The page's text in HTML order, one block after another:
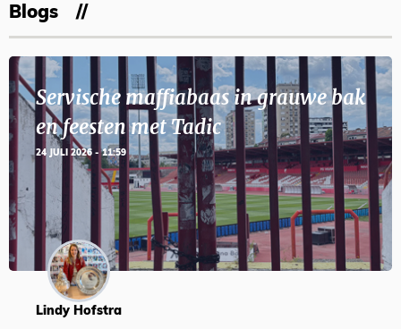
Blogs
Servische maffiabaas in grauwe bak
en feesten met Tadic
24 JULI 2026 - 11:59
Lindy Hofstra